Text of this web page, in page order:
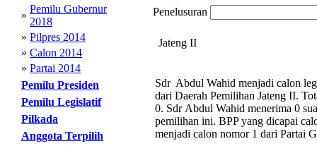
»
Pemilu Gubernur
2018
» Pilpres 2014
» Calon 2014
» Partai 2014
Pemilu Presiden
Pemilu Legislatif
Pilkada
Anggota Terpilih
Penelusuran
Jateng II
Sdr Abdul Wahid menjadi calon
dari Daerah Pemilihan Jateng II.
0. Sdr Abdul Wahid menerima 0
pemilihan ini. BPP yang dicapai
menjadi calon nomor 1 dari Partai